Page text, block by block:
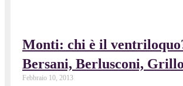
Monti: chi è il
Bersani, Berlusconi,
Febbraio 10, 2013